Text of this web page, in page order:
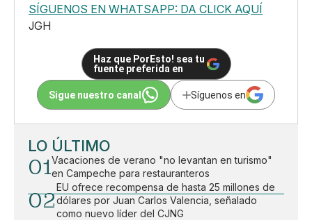
SÍGUENOS EN WHATSAPP: DA CLICK AQUÍ
JGH
Haz que PorEsto! sea tu
fuente preferida en
Sigue nuestro canal Síguenos en
LO ÚLTIMO
01Vacaciones de verano "no levantan en turismo"
en Campeche para restauranteros
02
EU ofrece recompensa de hasta 25 millones de
dólares por Juan Carlos Valencia, señalado
como nuevo líder del CJNG